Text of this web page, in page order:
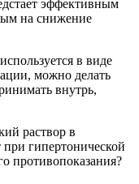
эффективным
на снижение
в виде
можно делать
внутрь,
раствор в
гипертонической
противопоказания?